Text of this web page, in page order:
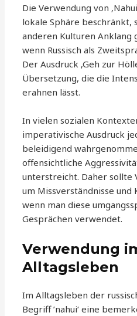
Die Verwendung von
lokale Sphäre beschränkt,
anderen Kulturen Anklang
wenn Russisch als
Der Ausdruck ‚Geh zur
Übersetzung, die die
erahnen lässt.
In vielen sozialen
imperativische Ausdruck
beleidigend
offensichtliche
unterstreicht. Daher sollte
um Missverständnisse
wenn man diese
Gesprächen verwendet.
Verwendung
Alltagsleben
Im Alltagsleben der
Begriff ’nahui‘ eine